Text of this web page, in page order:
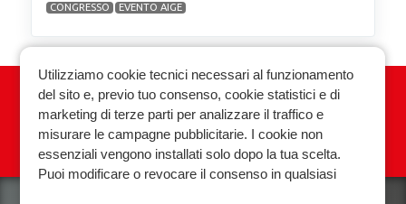
CONGRESSO EVENTO AIGE
Associazione Italiana Ginecologia
Endocrinologica
Privacy policy Cookie policy
Utilizziamo cookie tecnici necessari al funzionamento
del sito e, previo tuo consenso, cookie statistici e di
marketing di terze parti per analizzare il traffico e
misurare le campagne pubblicitarie. I cookie non
essenziali vengono installati solo dopo la tua scelta.
Puoi modificare o revocare il consenso in qualsiasi